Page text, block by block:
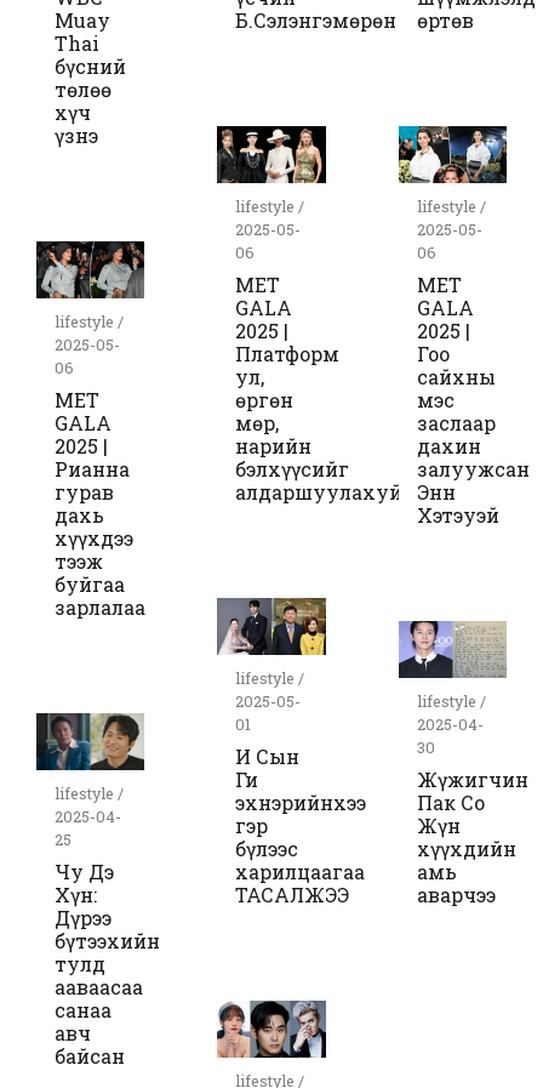
Muay
Thai
бүсний
төлөө
хүч
үзнэ
Б.Сэлэнгэмөрөн
өртөв
lifestyle /
2025-05-
06
MET
GALA
2025 |
Платформ
ул,
өргөн
мөр,
нарийн
бэлхүүсийг
алдаршуулахуй
lifestyle /
2025-05-
06
MET
GALA
2025 |
Гоо
сайхны
мэс
заслаар
дахин
залуужсан
Энн
Хэтэуэй
lifestyle /
2025-05-
06
MET
GALA
2025 |
Рианна
гурав
дахь
хүүхдээ
тээж
буйгаа
зарлалаа
lifestyle /
2025-05-
01
И Сын
Ги
эхнэрийнхээ
гэр
бүлээс
харилцаагаа
ТАСАЛЖЭЭ
lifestyle /
2025-04-
30
Жүжигчин
Пак Со
Жүн
хүүхдийн
амь
аварчээ
lifestyle /
2025-04-
25
Чу Дэ
Хүн:
Дүрээ
бүтээхийн
тулд
ааваасаа
санаа
авч
байсан
lifestyle /